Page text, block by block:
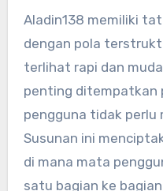
Aladin138 memiliki
dengan pola
terlihat rapi dan
penting ditempatkan
pengguna tidak perlu
Susunan ini
di mana mata
satu bagian ke